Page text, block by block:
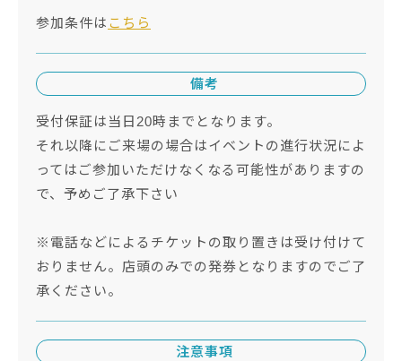
参加条件は こちら
備考
受付保証は当日20時までとなります。
それ以降にご来場の場合はイベントの進行状況によ
ってはご参加いただけなくなる可能性がありますの
で、予めご了承下さい
※電話などによるチケットの取り置きは受け付けて
おりません。店頭のみでの発券となりますのでご了
承ください。
注意事項